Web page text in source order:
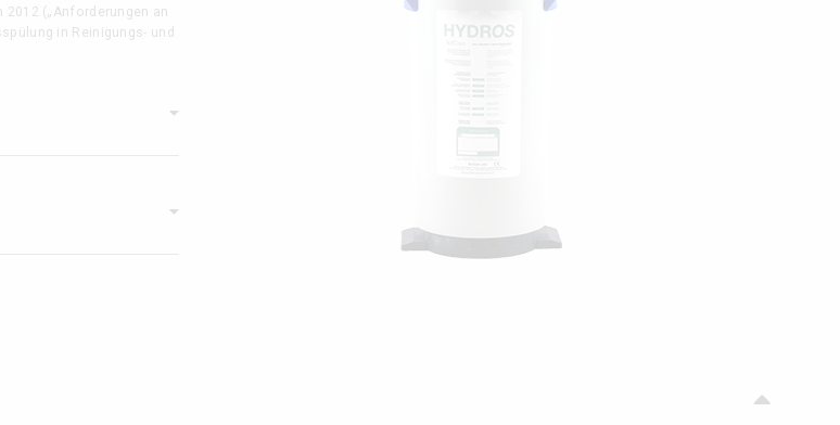
2012 („Anforderungen an
in Reinigungs- und